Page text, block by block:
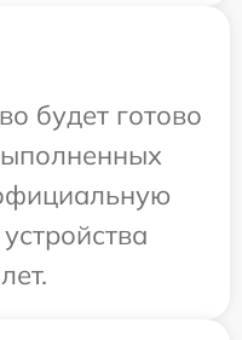
будет готово